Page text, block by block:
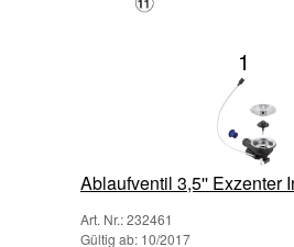
1
Ablaufventil 3,5'' Exzenter
Art. Nr.: 232461
Gültig ab: 10/2017